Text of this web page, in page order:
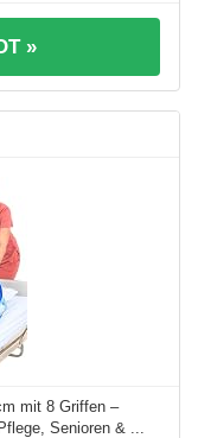
»
mit 8 Griffen –
Senioren & ...